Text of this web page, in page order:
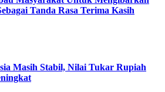
Tanda Rasa Terima Kasih
Masih Stabil, Nilai Tukar Rupiah